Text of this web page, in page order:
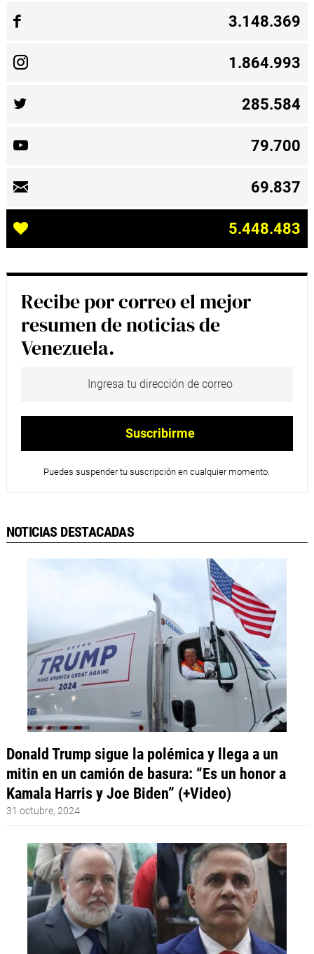
3.148.369
1.864.993
285.584
79.700
69.837
5.448.483
Recibe por correo el mejor
resumen de noticias de
Venezuela.
Puedes suspender tu suscripción en cualquier momento.
NOTICIAS DESTACADAS
Donald Trump sigue la polémica y llega a un
mitin en un camión de basura: “Es un honor a
Kamala Harris y Joe Biden” (+Video)
31 octubre, 2024